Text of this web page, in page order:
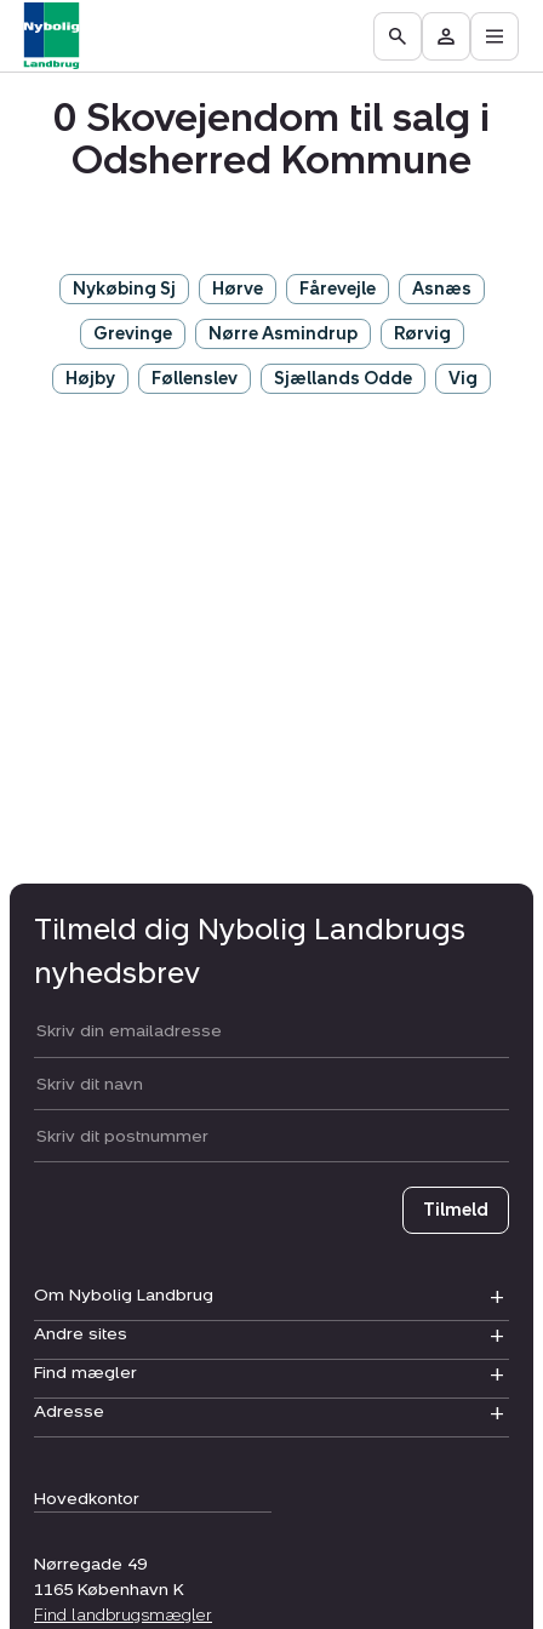
Ejendomme
til
Find
mægler
Få
vurderet
ejendom
Go
to
the
Search
page
Besøg
Mit
område
Åbn
0 Skovejendom til salg i
Odsherred Kommune
Nykøbing Sj Hørve Fårevejle Asnæs
Grevinge Nørre Asmindrup Rørvig
Højby Føllenslev Sjællands Odde Vig
Hovedkontor
Nørregade 49
1165 København K
Find landbrugsmægler
Om Nybolig Landbrug
Andre sites
Find mægler
Adresse
Tilmeld dig Nybolig Landbrugs
nyhedsbrev
Din email:
Dit navn:
Postnummer
Tilmeld